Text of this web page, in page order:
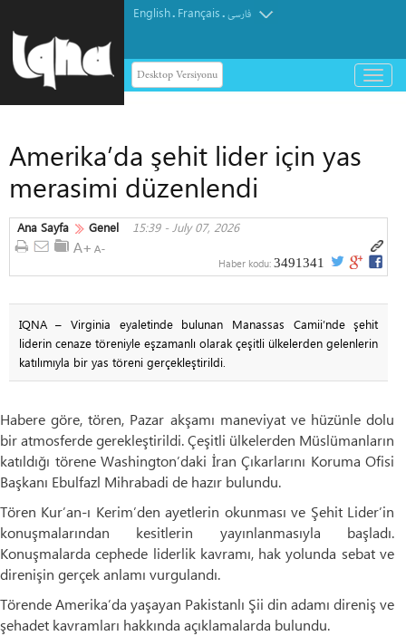
English. Français.فارسی
Desktop Versiyonu
باز
و
Amerika’da şehit lider için yas
merasimi düzenlendi
Ana Sayfa Genel 15:39 - July 07, 2026
Haber kodu: 3491341
IQNA – Virginia eyaletinde bulunan Manassas Camii’nde şehit
liderin cenaze töreniyle eşzamanlı olarak çeşitli ülkelerden gelenlerin
katılımıyla bir yas töreni gerçekleştirildi.
Habere göre, tören, Pazar akşamı maneviyat ve hüzünle dolu
bir atmosferde gerekleştirildi. Çeşitli ülkelerden Müslümanların
katıldığı törene Washington’daki İran Çıkarlarını Koruma Ofisi
Başkanı Ebulfazl Mihrabadi de hazır bulundu.
Tören Kur’an-ı Kerim’den ayetlerin okunması ve Şehit Lider’in
konuşmalarından kesitlerin yayınlanmasıyla başladı.
Konuşmalarda cephede liderlik kavramı, hak yolunda sebat ve
direnişin gerçek anlamı vurgulandı.
Törende Amerika’da yaşayan Pakistanlı Şii din adamı direniş ve
şehadet kavramları hakkında açıklamalarda bulundu.